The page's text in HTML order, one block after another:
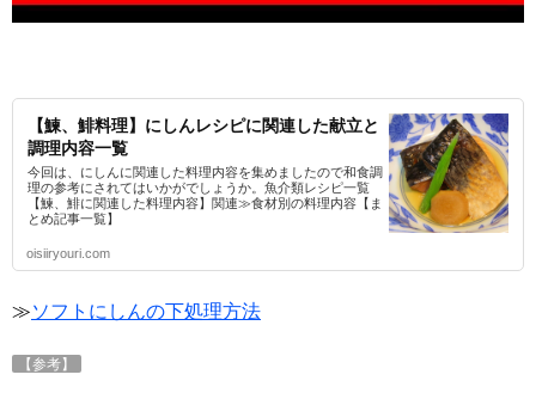
【鰊、鯡料理】にしんレシピに関連した献立と
調理内容一覧
今回は、にしんに関連した料理内容を集めましたので和食調
理の参考にされてはいかがでしょうか。魚介類レシピ一覧
【鰊、鯡に関連した料理内容】関連≫食材別の料理内容【ま
とめ記事一覧】
oisiiryouri.com
≫ソフトにしんの下処理方法
【参考】